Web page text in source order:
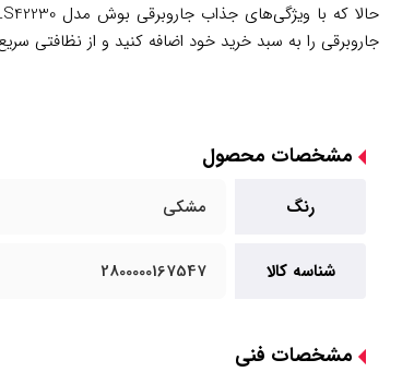
حالا که با ویژگی‌های جذاب جاروبرقی بوش مدل BGLS42230 آشنا شدید، وقت آن است که این محصول را به خانه خود بیاورید! در
جاروبرقی را به سبد خرید خود اضافه کنید و از نظافتی
مشخصات محصول
رنگ مشکی
شناسه کالا 2800000167547
مشخصات فنی